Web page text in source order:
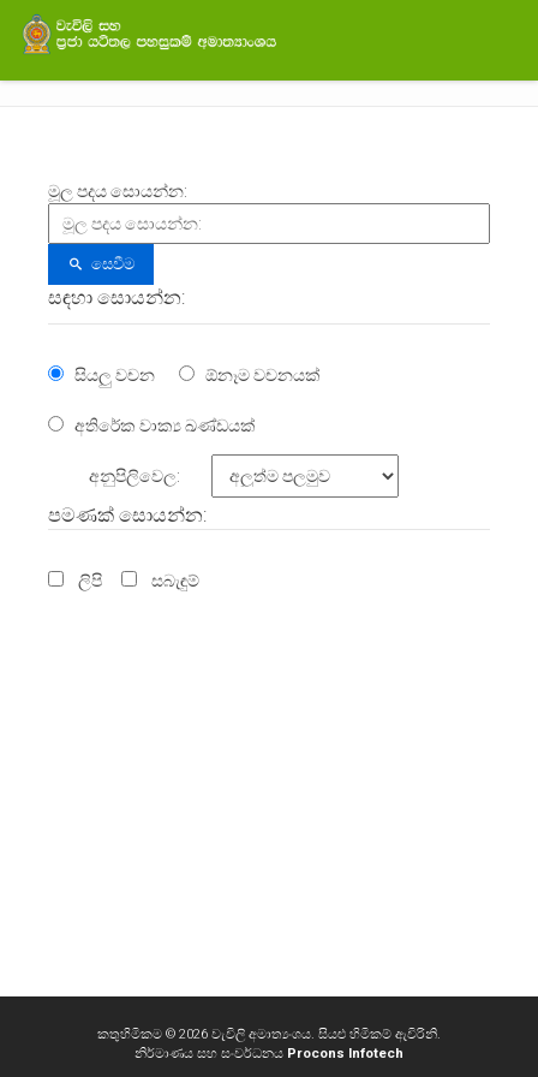
මූල පදය සොයන්න:
සෙවීම
සඳහා සොයන්න:
සියලු වචන ඕනෑම වචනයක්
අතිරේක වාක්‍ය ඛණ්ඩයක්
අනුපිලිවෙල:
පමණක් සොයන්න:
ලිපි සබැඳුම්
කතුහිමිකම © 2026 වැවිලි අමාත්‍යංශය. සියළු හිමිකම් ඇවිරිනි.
නිර්මාණය සහ සංවර්ධනය Procons Infotech